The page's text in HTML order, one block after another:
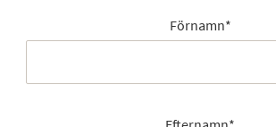
Förnamn*